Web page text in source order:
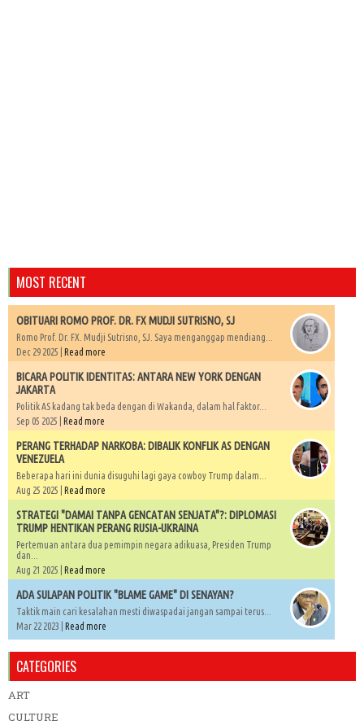
MOST RECENT
OBITUARI ROMO PROF. DR. FX MUDJI SUTRISNO, SJ
Romo Prof. Dr. FX. Mudji Sutrisno, SJ. Saya menganggap mendiang...
Dec 29 2025 | Read more
BICARA POLITIK IDENTITAS: ANTARA NEW YORK DENGAN
JAKARTA
Politik AS kadang tak beda dengan di Wakanda, dalam hal faktor...
Sep 05 2025 | Read more
PERANG TERHADAP NARKOBA: DIBALIK KONFLIK AS DENGAN
VENEZUELA
Beberapa hari ini dunia disuguhi lagi gaya cowboy Trump dalam...
Aug 25 2025 | Read more
STRATEGI "DAMAI TANPA GENCATAN SENJATA"?: DIPLOMASI
TRUMP HENTIKAN PERANG RUSIA-UKRAINA
Pertemuan antara dua pemimpin negara adikuasa, Presiden Trump
dan...
Aug 21 2025 | Read more
ADA SULAPAN POLITIK "BLAME GAME" DI SENAYAN?
Taktik main cari kesalahan mesti diwaspadai jangan sampai terus...
Mar 22 2023 | Read more
CATEGORIES
ART
CULTURE